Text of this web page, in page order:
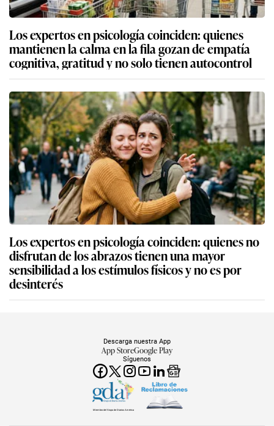
Los expertos en psicología coinciden: quienes
mantienen la calma en la fila gozan de empatía
cognitiva, gratitud y no solo tienen autocontrol
Los expertos en psicología coinciden: quienes no
disfrutan de los abrazos tienen una mayor
sensibilidad a los estímulos físicos y no es por
desinterés
Síguenos
Descarga nuestra App
App StoreGoogle Play
Miembro del Grupo de Diarios América